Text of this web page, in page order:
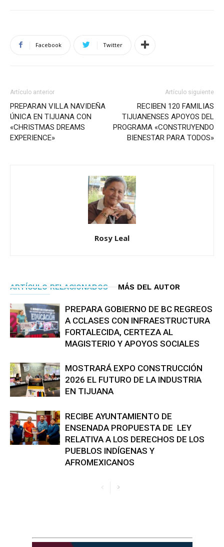
Facebook Twitter
Artículo anterior
PREPARAN VILLA NAVIDEÑA
ÚNICA EN TIJUANA CON
«CHRISTMAS DREAMS
EXPERIENCE»
Artículo siguiente
RECIBEN 120 FAMILIAS
TIJUANENSES APOYOS DEL
PROGRAMA «CONSTRUYENDO
BIENESTAR PARA TODOS»
Rosy Leal
ARTÍCULO RELACIONADOS MÁS DEL AUTOR
PREPARA GOBIERNO DE BC REGREOS
A CCLASES CON INFRAESTRUCTURA
FORTALECIDA, CERTEZA AL
MAGISTERIO Y APOYOS SOCIALES
MOSTRARÁ EXPO CONSTRUCCIÓN
2026 EL FUTURO DE LA INDUSTRIA
EN TIJUANA
RECIBE AYUNTAMIENTO DE
ENSENADA PROPUESTA DE LEY
RELATIVA A LOS DERECHOS DE LOS
PUEBLOS INDÍGENAS Y
AFROMEXICANOS